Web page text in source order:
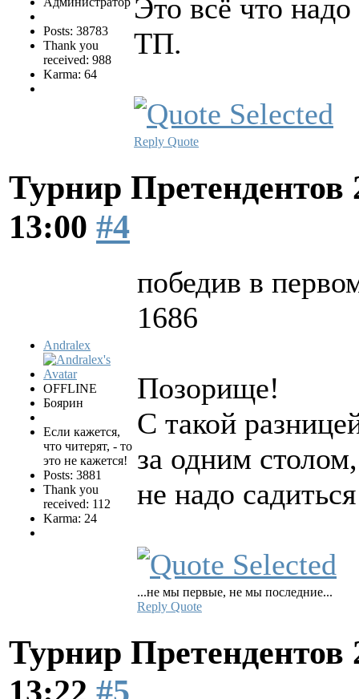
Posts: 38783
Thank you
received: 988
Karma: 64
Это всё что
ТП.
Reply Quote
Турнир Претендентов
13:00 #4
Andralex
OFFLINE
Боярин
Если кажется,
что читерят, - то
это не кажется!
Posts: 3881
Thank you
received: 112
Karma: 24
победив в
1686
Позорище!
С такой
за одним
не надо
...не мы первые, не мы последние...
Reply Quote
Турнир Претендентов
13:22 #5